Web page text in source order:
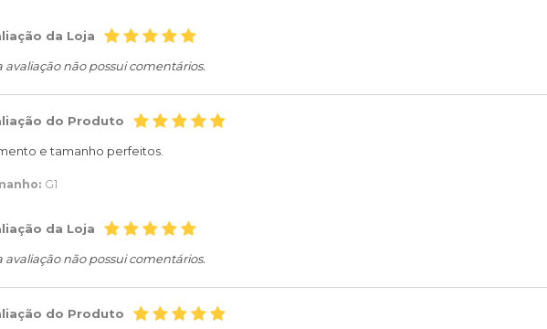
da Loja
avaliação não possui comentários.
do Produto
e tamanho perfeitos.
G1
da Loja
avaliação não possui comentários.
do Produto